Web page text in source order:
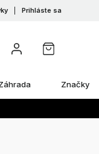
Prihláste sa
Značky